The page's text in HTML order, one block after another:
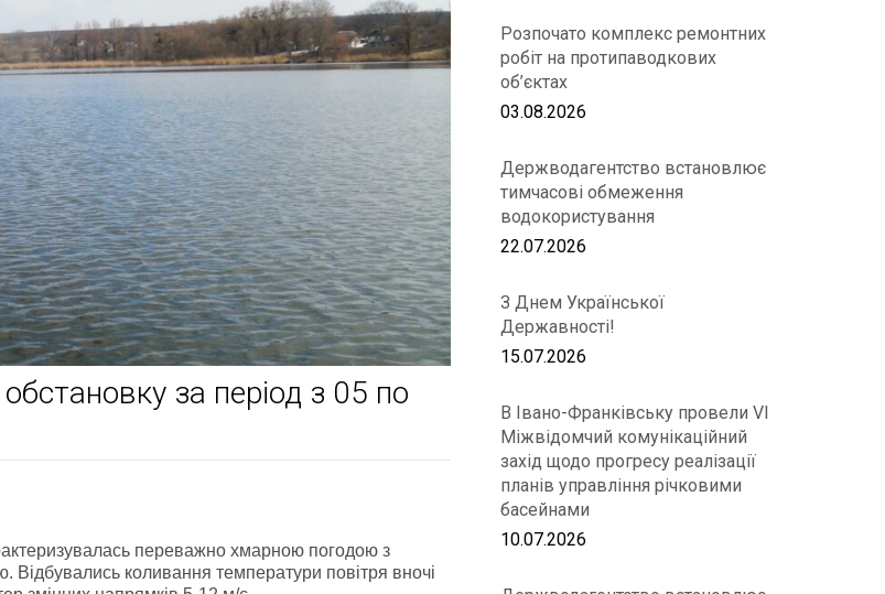
за період з 05 по
переважно хмарною погодою з
Відбувались коливання температури повітря вночі
Розпочато комплекс ремонтних
робіт на протипаводкових
об’єктах
03.08.2026
Держводагентство встановлює
тимчасові обмеження
водокористування
22.07.2026
З Днем Української
Державності!
15.07.2026
В Івано-Франківську провели VІ
Міжвідомчий комунікаційний
захід щодо прогресу реалізації
планів управління річковими
басейнами
10.07.2026